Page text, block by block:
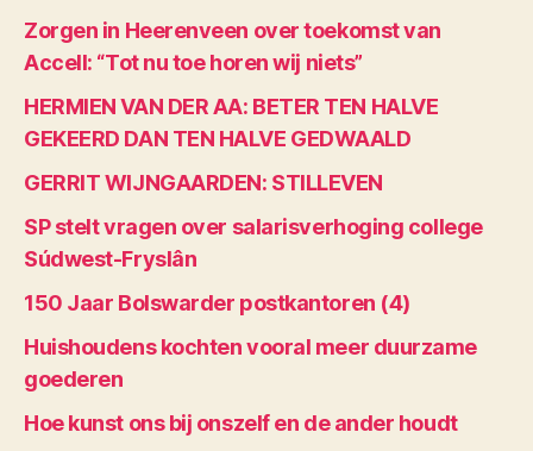
Zorgen in Heerenveen over toekomst van
Accell: “Tot nu toe horen wij niets”
HERMIEN VAN DER AA: BETER TEN HALVE
GEKEERD DAN TEN HALVE GEDWAALD
GERRIT WIJNGAARDEN: STILLEVEN
SP stelt vragen over salarisverhoging college
Súdwest-Fryslân
150 Jaar Bolswarder postkantoren (4)
Huishoudens kochten vooral meer duurzame
goederen
Hoe kunst ons bij onszelf en de ander houdt